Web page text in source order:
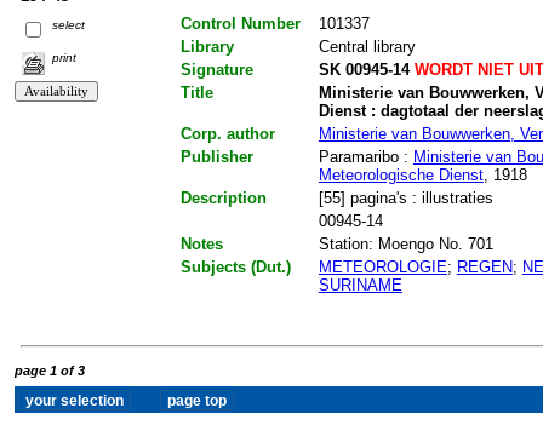
select
print
Control Number
101337
Library
Central library
Signature
SK 00945-14WORDT NIET
Title
Ministerie van Bouwwerken,
Dienst : dagtotaal der
Corp. author
Ministerie van Bouwwerken,
Publisher
Paramaribo : Ministerie van
Meteorologische Dienst, 1918
Description
[55] pagina's : illustraties
00945-14
Notes
Station: Moengo No. 701
Subjects (Dut.)
METEOROLOGIE; REGEN;
SURINAME
page 1 of 3